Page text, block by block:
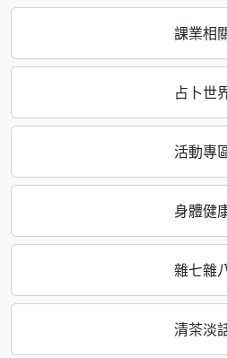
課業相
占卜世
活動專
身體健
雜七雜
清茶淡